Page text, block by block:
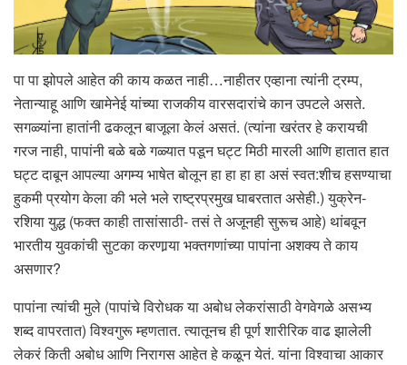
पा पा झोपले आहेत की काय कळत नाही…नाहीतर एव्हाना त्यांनी ट्रम्प,
नेतान्याहू आणि खामेनेई यांच्या राजकीय वारसदारांचे कान उपटले असते.
सगळ्यांना हातांनी ढकलून बाजूला केलं असतं. (त्यांना खरंतर हे करायची
गरज नाही, पापांनी बळे बळे गळ्यात पडून घट्ट मिठी मारली आणि हातात हात
घट्ट दाबून आपल्या अगम्य भाषेत बोलून हा हा हा हा असं स्वत:शीच हसण्याचा
हुकमी प्रयोग केला की भले भले राष्ट्रप्रमुख घाबरतात असेही.) युक्रेन-
रशिया युद्ध (फक्त काही तासांसाठी- तसं ते अजूनही सुरूच आहे) थांबवून
भारतीय युवकांची सुटका करणार्‍या भक्तगणांच्या पापांना अशक्य ते काय
असणार?
पापांना त्यांची मुले (पापांचे विरोधक या अबोध लेकरांसाठी वेगवेगळे असभ्य
शब्द वापरतात) विश्वगुरू म्हणतात. त्यातूनच ही पूर्ण शारीरिक वाढ झालेली
लेकरं किती अबोध आणि निरागस आहेत हे कळून येतं. यांना विश्वाचा आकार